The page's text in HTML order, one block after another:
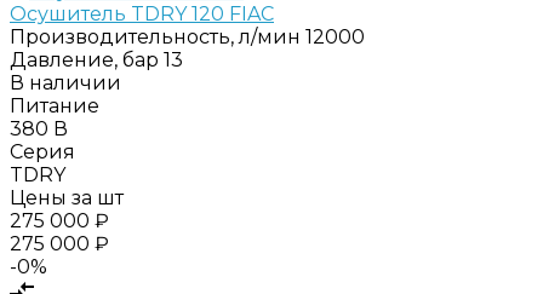
Осушитель TDRY 120 FIAC
Производительность, л/мин 12000
Давление, бар 13
В наличии
Питание
380 В
Серия
TDRY
Цены за шт
275 000 ₽
275 000 ₽
-0%